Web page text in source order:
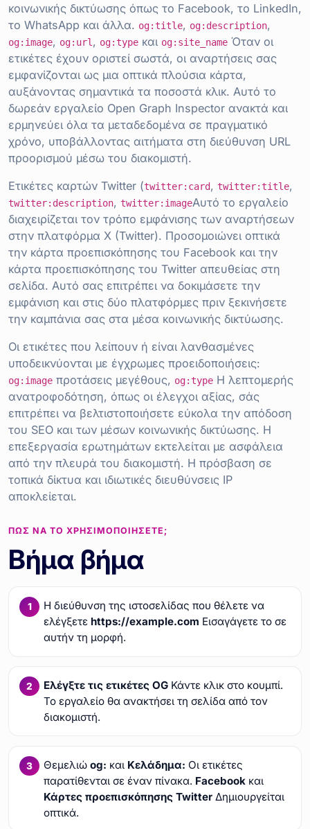
κοινωνικής δικτύωσης όπως το Facebook, το LinkedIn,
το WhatsApp και άλλα. og:title, og:description,
og:image, og:url , og:type και og:site_name Όταν οι
ετικέτες έχουν οριστεί σωστά, οι αναρτήσεις σας
εμφανίζονται ως μια οπτικά πλούσια κάρτα,
αυξάνοντας σημαντικά τα ποσοστά κλικ. Αυτό το
δωρεάν εργαλείο Open Graph Inspector ανακτά και
ερμηνεύει όλα τα μεταδεδομένα σε πραγματικό
χρόνο, υποβάλλοντας αιτήματα στη διεύθυνση URL
προορισμού μέσω του διακομιστή.
Ετικέτες καρτών Twitter (twitter:card, twitter:title,
twitter:description, twitter:imageΑυτό το εργαλείο
διαχειρίζεται τον τρόπο εμφάνισης των αναρτήσεων
στην πλατφόρμα X (Twitter). Προσομοιώνει οπτικά
την κάρτα προεπισκόπησης του Facebook και την
κάρτα προεπισκόπησης του Twitter απευθείας στη
σελίδα. Αυτό σας επιτρέπει να δοκιμάσετε την
εμφάνιση και στις δύο πλατφόρμες πριν ξεκινήσετε
την καμπάνια σας στα μέσα κοινωνικής δικτύωσης.
Οι ετικέτες που λείπουν ή είναι λανθασμένες
υποδεικνύονται με έγχρωμες προειδοποιήσεις:
og:image προτάσεις μεγέθους, og:type Η λεπτομερής
ανατροφοδότηση, όπως οι έλεγχοι αξίας, σάς
επιτρέπει να βελτιστοποιήσετε εύκολα την απόδοση
του SEO και των μέσων κοινωνικής δικτύωσης. Η
επεξεργασία ερωτημάτων εκτελείται με ασφάλεια
από την πλευρά του διακομιστή. Η πρόσβαση σε
τοπικά δίκτυα και ιδιωτικές διευθύνσεις IP
αποκλείεται.
ΠΏΣ ΝΑ ΤΟ ΧΡΗΣΙΜΟΠΟΙΉΣΕΤΕ;
Βήμα βήμα
Η διεύθυνση της ιστοσελίδας που θέλετε να
ελέγξετε https://example.com Εισαγάγετε το σε
αυτήν τη μορφή.
Ελέγξτε τις ετικέτες OGΚάντε κλικ στο κουμπί.
Το εργαλείο θα ανακτήσει τη σελίδα από τον
διακομιστή.
Θεμελιώ og: και Κελάδημα: Οι ετικέτες
παρατίθενται σε έναν πίνακα. Facebookκαι
Κάρτες προεπισκόπησης TwitterΔημιουργείται
οπτικά.